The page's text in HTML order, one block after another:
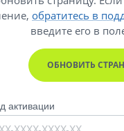
обратитесь в
введите его в
ОБНОВИТЬ
активации